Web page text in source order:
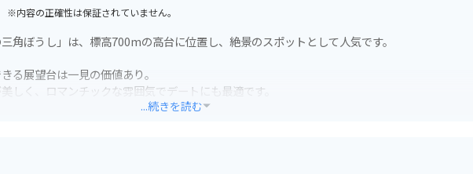
※内容の正確性は保証されていません。
角ぼうし」は、標高700mの高台に位置し、絶景のスポットとして人気です。
る展望台は一見の価値あり。
しく、ロマンチックな雰囲気でデートにも最適です。
...続きを読む